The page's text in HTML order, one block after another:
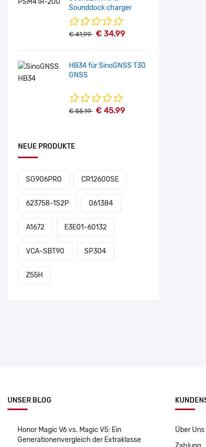
Sounddock charger
€ 41.99 € 34.99
HB34 für SinoGNSS T30
GNSS
€ 55.19 € 45.99
NEUE PRODUKTE
SG906PRO CR12600SE
623758-1S2P 061384
A1672 E3E01-60132
VCA-SBT90 SP304
Z55H
UNSER BLOG
Honor Magic V6 vs. Magic V5: Ein
Generationenvergleich der Extraklasse
Über Uns